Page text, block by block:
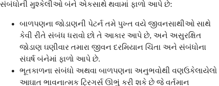
સંબંધોની મુશ્કેલીઓ બંને એકસાથે થવામાં ફાળો આપે છે:
બાળપણના જોડાણની પેટર્ન તમે પુખ્ત વયે જીવનસાથીઓ સાથે
કેવી રીતે સંબંધ ધરાવો છો તે આકાર આપે છે, અને અસુરક્ષિત
જોડાણ ઘણીવાર તમારા જીવન દરમિયાન ચિંતા અને સંબંધોના
સંઘર્ષ બંનેમાં ફાળો આપે છે.
ભૂતકાળના સંબંધો અથવા બાળપણના અનુભવોથી વણઉકેલાયેલો
આઘાત ભાવનાત્મક ટ્રિગર્સ ઊભું કરી શકે છે જે વર્તમાન